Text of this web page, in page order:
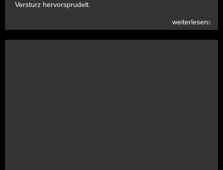
Versturz hervorsprudelt.
weiterlesen